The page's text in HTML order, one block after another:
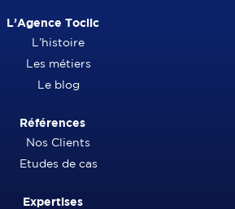
L’Agence Toclic
L’histoire
Les métiers
Le blog
Références
Nos Clients
Etudes de cas
Expertises